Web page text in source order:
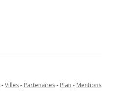
-Villes- Partenaires- Plan - Mentions